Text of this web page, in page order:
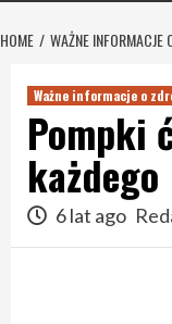
HOME WAŻNE INFORMACJE
Ważne informacje o
Pompki
każdego
6 lat ago